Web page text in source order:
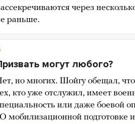
через
раньше.
могут любого?
но многих. Шойгу обещал,
кто уже отслужил, имеет
или даже боевой
мобилизационной подготовке